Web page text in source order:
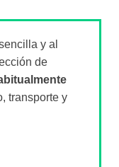
y al
de
transporte y